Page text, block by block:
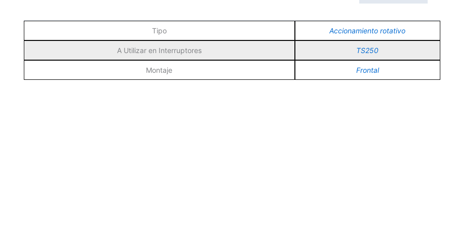
Tipo Accionamiento rotativo
A Utilizar en Interruptores TS250
Montaje Frontal